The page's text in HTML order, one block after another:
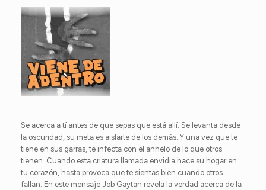
Se acerca a tí antes de que sepas que está allí. Se levanta desde
la oscuridad, su meta es aislarte de los demás. Y una vez que te
tiene en sus garras, te infecta con el anhelo de lo que otros
tienen. Cuando esta criatura llamada envidia hace su hogar en
tu corazón, hasta provoca que te sientas bien cuando otros
fallan. En este mensaje Job Gaytan revela la verdad acerca de la